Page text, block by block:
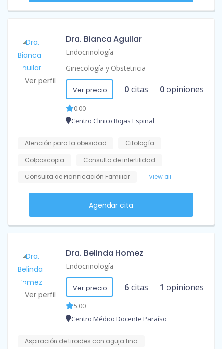
Ver perfil
Dra. Bianca Aguilar
Endocrinología
Ginecología y Obstetricia
Ver precio 0 citas 0 opiniones
0.00
Centro Clinico Rojas Espinal
Atención para la obesidad
Citología
Colposcopia
Consulta de infertilidad
Consulta de Planificación Familiar
View all
Agendar cita
Ver perfil
Dra. Belinda Homez
Endocrinología
Ver precio 6 citas 1 opiniones
5.00
Centro Médico Docente Paraíso
Aspiración de tiroides con aguja fina